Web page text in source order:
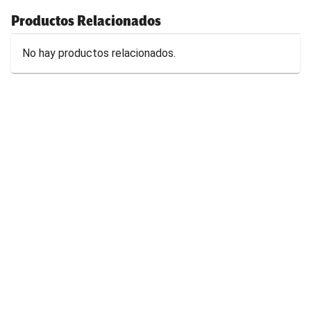
Productos Relacionados
No hay productos relacionados.